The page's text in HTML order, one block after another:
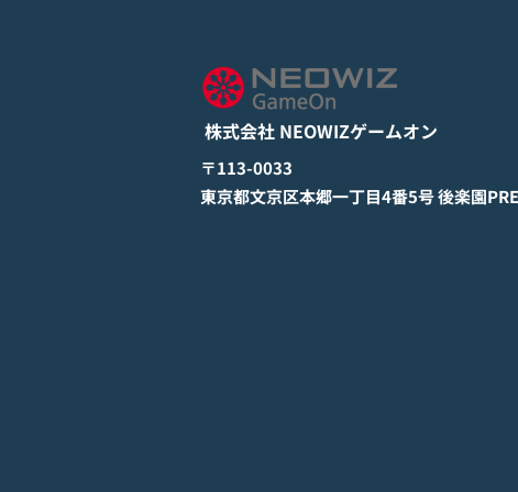
けて正式リリース！
詳しくは下記PDFをご確認くださ
い。 【ゲームオン プレスリリ
ース】 モバイル新作『ぼのぼの
なにしてる？』 Google Play
StoreとApp Storeから全世界に
向けて正式リリース！ #ぼのぼの
株式会社 NEOWIZゲームオン
​〒113-0033
東京都文京区本郷一丁目4番5号 後楽園